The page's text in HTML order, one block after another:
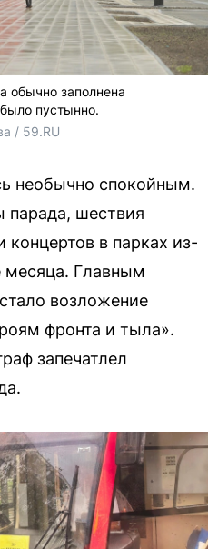
обычно заполнена
пустынно.
/ 59.RU
необычно спокойным.
парада, шествия
концертов в парках из-
месяца. Главным
возложение
фронта и тыла».
запечатлел